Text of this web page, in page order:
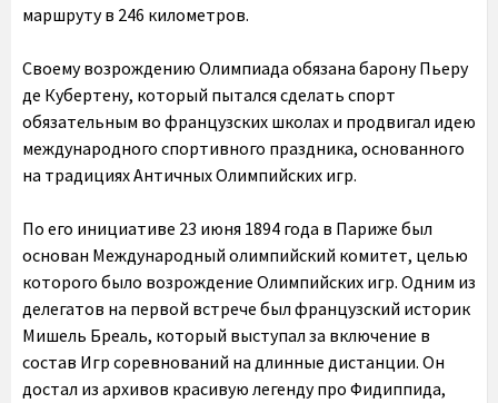
маршруту в 246 километров.
Своему возрождению Олимпиада обязана барону Пьеру
де Кубертену, который пытался сделать спорт
обязательным во французских школах и продвигал идею
международного спортивного праздника, основанного
на традициях Античных Олимпийских игр.
По его инициативе 23 июня 1894 года в Париже был
основан Международный олимпийский комитет, целью
которого было возрождение Олимпийских игр. Одним из
делегатов на первой встрече был французский историк
Мишель Бреаль, который выступал за включение в
состав Игр соревнований на длинные дистанции. Он
достал из архивов красивую легенду про Фидиппида,